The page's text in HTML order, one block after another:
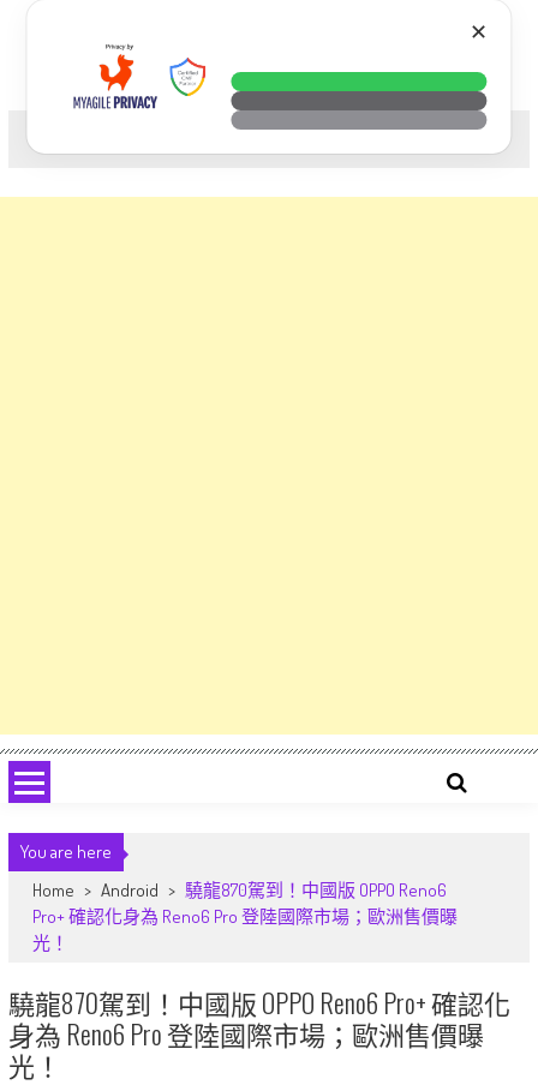
科技. 生活. 攝影.
You are here
Home > Android > 驍龍870駕到！中國版 OPPO Reno6
Pro+ 確認化身為 Reno6 Pro 登陸國際市場；歐洲售價曝
光！
驍龍870駕到！中國版 OPPO Reno6 Pro+ 確認化
身為 Reno6 Pro 登陸國際市場；歐洲售價曝
光！
✕